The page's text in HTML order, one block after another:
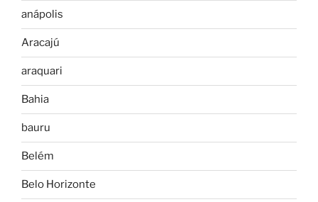
anápolis
Aracajú
araquari
Bahia
bauru
Belém
Belo Horizonte